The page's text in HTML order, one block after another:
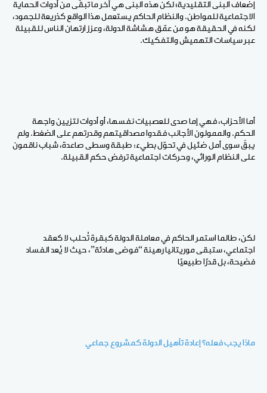
إضعاف البنى التقليدية؛ لكن هذه البنى هي آخر ما تبقّى من أدوات الحماية
الاجتماعية للمواطن. والنظام الحاكم يستعمل هذا الواقع كذريعة للجمود،
لكنه في الحقيقة هو من عمّق هشاشة الدولة، وعزز ارتهان الناس للقبيلة
عبر سياسات التهميش والتفكيك.
أما الأحزاب، فهي إما صدى للعصبيات نفسها، أو أدوات لتزيين واجهة
الحكم. والممولون الأجانب فقدوا مصداقيتهم وقدرتهم على الضغط. ولم
يبقَ سوى أمل ضئيل في تحوّل بطيء: طبقة وسطى صاعدة، شباب ناقمون
على النظام الوراثي، وحركات اجتماعية ترفض حكم القبيلة.
لكن، طالما استمر الحاكم في معاملة الدولة كبقرة تُحلب لا كعقد
اجتماعي، ستبقى موريتانيا رهينة “فوضى هادئة”، حيث لا يُعد الفساد
فضيحة، بل قدرًا طبيعيًا
ماذا يجب فعله؟ إعادة تأهيل الدولة كمشروع جماعي